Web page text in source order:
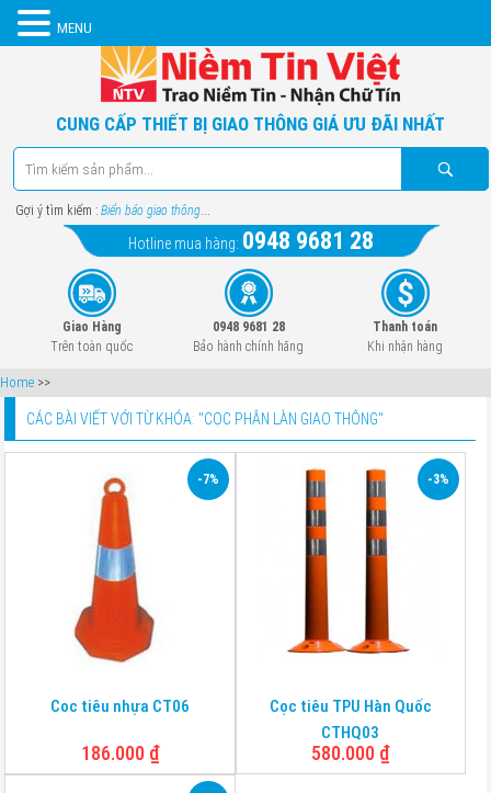
CUNG CẤP THIẾT BỊ GIAO THÔNG GIÁ ƯU ĐÃI NHẤT
Gợi ý tìm kiếm : Biển báo giao thông...
Hotline mua hàng: 0948 9681 28
Giao Hàng
Trên toàn quốc
0948 9681 28
Bảo hành chính hãng
Thanh toán
Khi nhận hàng
Home >>
CÁC BÀI VIẾT VỚI TỪ KHÓA: "CỌC PHÂN LÀN GIAO THÔNG"
-7%
Coc tiêu nhựa CT06
186.000₫
-3%
Cọc tiêu TPU Hàn Quốc
CTHQ03
580.000₫
MENU